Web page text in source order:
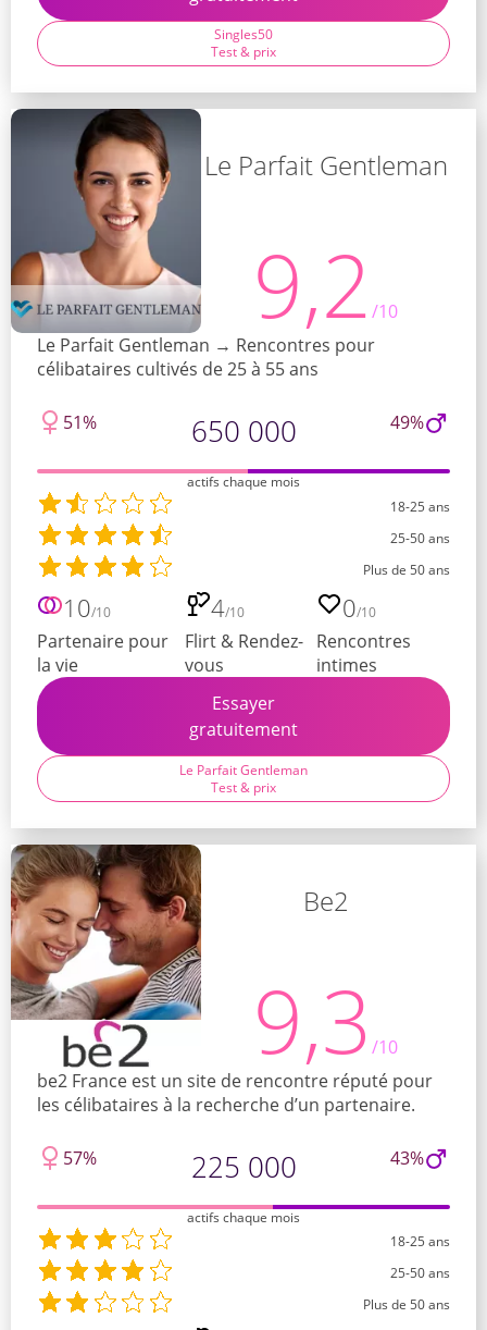
Singles50
Test & prix
Le Parfait Gentleman
9,2 /10
Le Parfait Gentleman → Rencontres pour
célibataires cultivés de 25 à 55 ans
51% 650 000 49%
actifs chaque mois
18-25 ans
25-50 ans
Plus de 50 ans
10/10
Partenaire pour
la vie
4/10
Flirt & Rendez-
vous
0/10
Rencontres
intimes
Essayer
gratuitement
Le Parfait Gentleman
Test & prix
Be2
9,3 /10
be2 France est un site de rencontre réputé pour
les célibataires à la recherche d’un partenaire.
57% 225 000 43%
actifs chaque mois
18-25 ans
25-50 ans
Plus de 50 ans